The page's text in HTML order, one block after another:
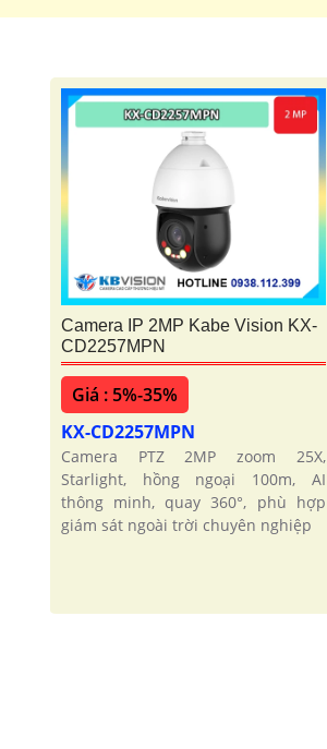
Camera IP 2MP Kabe Vision KX-
CD2257MPN
Giá : 5%-35%
KX-CD2257MPN
Camera PTZ 2MP zoom 25X,
Starlight, hồng ngoại 100m, AI
thông minh, quay 360°, phù hợp
giám sát ngoài trời chuyên nghiệp